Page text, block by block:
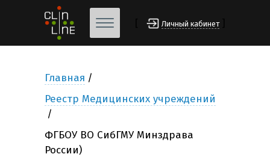
Личный кабинет
Главная
Реестр Медицинских учреждений
ФГБОУ ВО СибГМУ Минздрава
России)